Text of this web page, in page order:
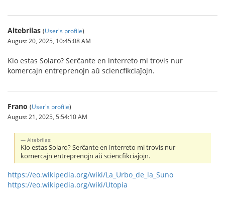
Altebrilas (User's profile)
August 20, 2025, 10:45:08 AM
Kio estas Solaro? Serĉante en interreto mi trovis nur
komercajn entreprenojn aŭ sciencfikciaĵojn.
Frano (User's profile)
August 21, 2025, 5:54:10 AM
Altebrilas:
Kio estas Solaro? Serĉante en interreto mi trovis nur
komercajn entreprenojn aŭ sciencfikciaĵojn.
https://eo.wikipedia.org/wiki/La_Urbo_de_la_Suno
https://eo.wikipedia.org/wiki/Utopia